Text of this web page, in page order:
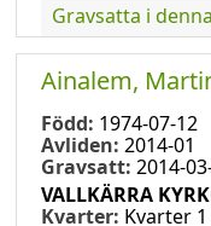
Gravsatta i
Ainalem,
Född: 1974-07-12
Avliden: 2014-01
Gravsatt: 2014-
VALLKÄRRA
Kvarter: Kvarter 1